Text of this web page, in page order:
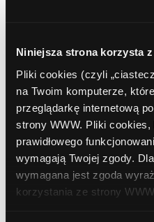
Niniejsza strona korzysta
Pliki cookies (czyli
na Twoim komputerze,
przeglądarkę internetową
strony WWW. Pliki
prawidłowego
wymagają Twojej zgody.
wymagana jest zgoda
korzystania ze strony WWW.
listopad 2018
październik 2018
wrzesień 2018
sierpień 2018
lipiec 2018
czerwiec 2018